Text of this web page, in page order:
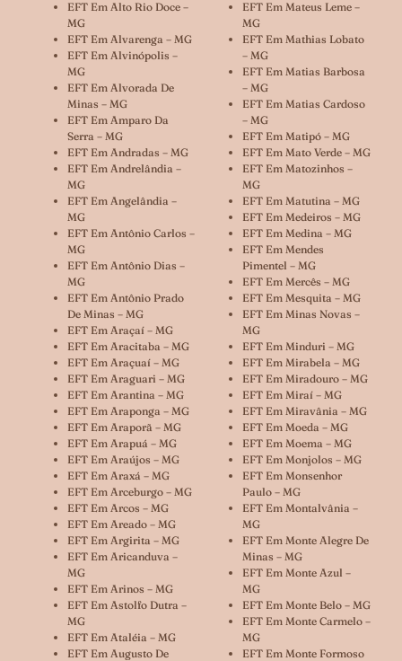
EFT Em Alto Rio Doce –
MG
EFT Em Alvarenga – MG
EFT Em Alvinópolis –
MG
EFT Em Alvorada De
Minas – MG
EFT Em Amparo Da
Serra – MG
EFT Em Andradas – MG
EFT Em Andrelândia –
MG
EFT Em Angelândia –
MG
EFT Em Antônio Carlos –
MG
EFT Em Antônio Dias –
MG
EFT Em Antônio Prado
De Minas – MG
EFT Em Araçaí – MG
EFT Em Aracitaba – MG
EFT Em Araçuaí – MG
EFT Em Araguari – MG
EFT Em Arantina – MG
EFT Em Araponga – MG
EFT Em Araporã – MG
EFT Em Arapuá – MG
EFT Em Araújos – MG
EFT Em Araxá – MG
EFT Em Arceburgo – MG
EFT Em Arcos – MG
EFT Em Areado – MG
EFT Em Argirita – MG
EFT Em Aricanduva –
MG
EFT Em Arinos – MG
EFT Em Astolfo Dutra –
MG
EFT Em Ataléia – MG
EFT Em Augusto De
EFT Em Mateus Leme –
MG
EFT Em Mathias Lobato
– MG
EFT Em Matias Barbosa
– MG
EFT Em Matias Cardoso
– MG
EFT Em Matipó – MG
EFT Em Mato Verde – MG
EFT Em Matozinhos –
MG
EFT Em Matutina – MG
EFT Em Medeiros – MG
EFT Em Medina – MG
EFT Em Mendes
Pimentel – MG
EFT Em Mercês – MG
EFT Em Mesquita – MG
EFT Em Minas Novas –
MG
EFT Em Minduri – MG
EFT Em Mirabela – MG
EFT Em Miradouro – MG
EFT Em Miraí – MG
EFT Em Miravânia – MG
EFT Em Moeda – MG
EFT Em Moema – MG
EFT Em Monjolos – MG
EFT Em Monsenhor
Paulo – MG
EFT Em Montalvânia –
MG
EFT Em Monte Alegre De
Minas – MG
EFT Em Monte Azul –
MG
EFT Em Monte Belo – MG
EFT Em Monte Carmelo –
MG
EFT Em Monte Formoso